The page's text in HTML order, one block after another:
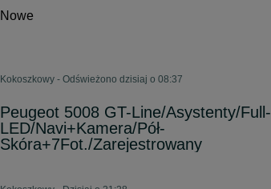
Nowe
Kokoszkowy - Odświeżono dzisiaj o 08:37
Peugeot 5008 GT-Line/Asystenty/Full-
LED/Navi+Kamera/Pół-
Skóra+7Fot./Zarejestrowany